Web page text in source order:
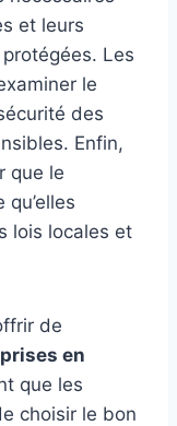
et leurs
Les
le
des
Enfin,
que le
lois locales et
de
en
que les
choisir le bon